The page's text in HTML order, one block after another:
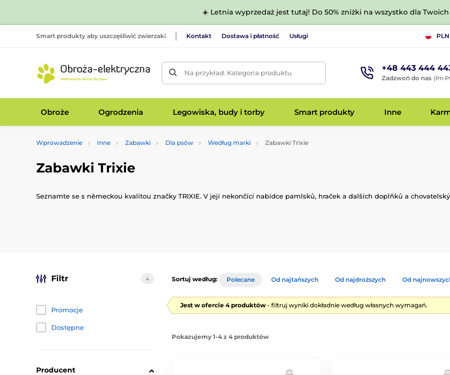
☀️ Letnia wyprzedaż jest tutaj! Do 50% zniżki na wszystko dla
Smart produkty aby uszczęśliwić zwierzaki Kontakt Dostawa i płatność Usługi PLN
Na przykład. Kategoria produktu +48 443 444
Zadzwoń do nas (Pn-
Obroże Ogrodzenia Legowiska, budy i torby Smart produkty Inne
Wprowadzenie Inne Zabawki Dla psów Według marki Zabawki Trixie
Zabawki Trixie
Seznamte se s německou kvalitou značky TRIXIE. V její nekončící nabídce pamlsků, hraček a dalších doplňků a
Filtr 4
Promocje
Dostępne
Producent
Sortuj według: Polecane Od najtańszych Od najdroższych Od
Jest w ofercie 4 produktów - filtruj wyniki dokładnie według własnych wymagań.
Pokazujemy 1-4 z 4 produktów